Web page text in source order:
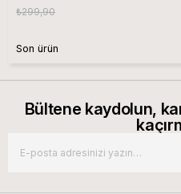
₺299,90
Son ürün
Bültene kaydolun,